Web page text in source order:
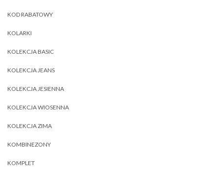
KOD RABATOWY
KOLARKI
KOLEKCJA BASIC
KOLEKCJA JEANS
KOLEKCJA JESIENNA
KOLEKCJA WIOSENNA
KOLEKCJA ZIMA
KOMBINEZONY
KOMPLET